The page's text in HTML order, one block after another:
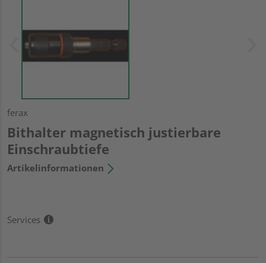
ferax
Bithalter magnetisch justierbare
Einschraubtiefe
Artikelinformationen
Services